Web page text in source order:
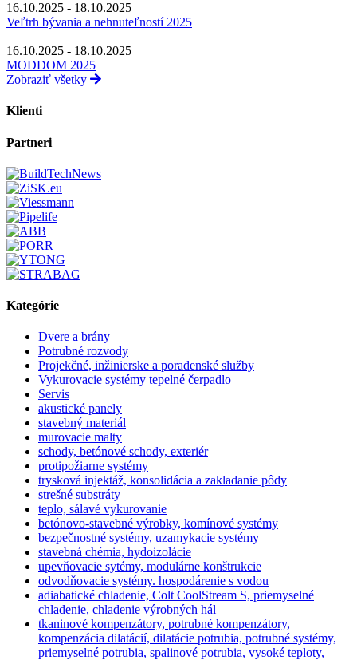
16.10.2025 - 18.10.2025
Veľtrh bývania a nehnuteľností 2025
16.10.2025 - 18.10.2025
MODDOM 2025
Zobraziť všetky
Klienti
Partneri
Kategórie
Dvere a brány
Potrubné rozvody
Projekčné, inžinierske a poradenské služby
Vykurovacie systémy tepelné čerpadlo
Servis
akustické panely
stavebný materiál
murovacie malty
schody, betónové schody, exteriér
protipožiarne systémy
trysková injektáž, konsolidácia a zakladanie pôdy
strešné substráty
teplo, sálavé vykurovanie
betónovo-stavebné výrobky, komínové systémy
bezpečnostné systémy, uzamykacie systémy
stavebná chémia, hydoizolácie
upevňovacie sytémy, modulárne konštrukcie
odvodňovacie systémy. hospodárenie s vodou
adiabatické chladenie, Colt CoolStream S, priemyselné
chladenie, chladenie výrobných hál
tkaninové kompenzátory, potrubné kompenzátory,
kompenzácia dilatácií, dilatácie potrubia, potrubné systémy,
priemyselné potrubia, spalinové potrubia, vysoké teploty,